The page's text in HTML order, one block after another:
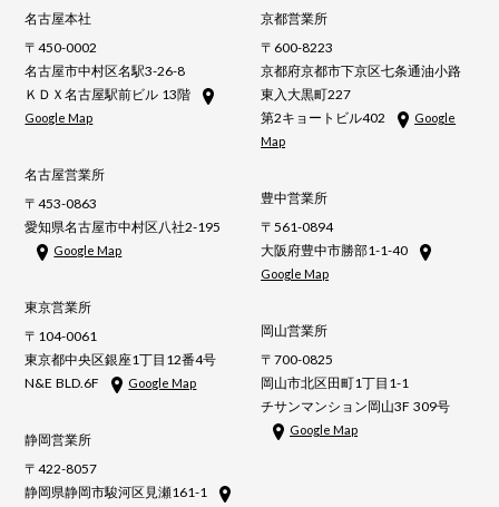
名古屋本社
〒450-0002
名古屋市中村区名駅3-26-8
ＫＤＸ名古屋駅前ビル 13階
Google Map
名古屋営業所
〒453-0863
愛知県名古屋市中村区八社2-195
Google Map
東京営業所
〒104-0061
東京都中央区銀座1丁目12番4号
N&E BLD.6F
Google Map
静岡営業所
〒422-8057
静岡県静岡市駿河区見瀬161-1
京都営業所
〒600-8223
京都府京都市下京区七条通油小路
東入大黒町227
第2キョートビル402
Google
Map
豊中営業所
〒561-0894
大阪府豊中市勝部1-1-40
Google Map
岡山営業所
〒700-0825
岡山市北区田町1丁目1-1
チサンマンション岡山3F 309号
Google Map